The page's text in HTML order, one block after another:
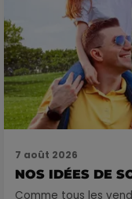
7 août 2026
NOS IDÉES DE
Comme tous les